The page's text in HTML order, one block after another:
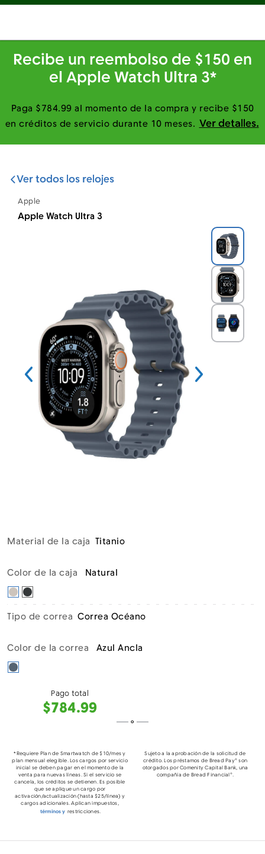
Recibe un reembolso de $150 en
el Apple Watch Ultra 3*
Paga $784.99 al momento de la compra y recibe $150
en créditos de servicio durante 10 meses. Ver detalles.
Ver todos los relojes
Apple
Apple Watch Ultra 3
Material de la caja Titanio
Color de la caja
Natural
Se seleccionó Natural
Negro
Tipo de correa Correa Océano
Color de la correa
Azul Ancla
Azul Ancla seleccionado
Pago total
$784.99
*Requiere Plan de Smartwatch de $10/mes y
plan mensual elegible. Los cargos por servicio
inicial se deben pagar en el momento de la
venta para nuevas líneas. Si el servicio se
cancela, los créditos se detienen. Es posible
que se aplique un cargo por
activación/actualización (hasta $25/línea) y
cargos adicionales. Aplican impuestos,
términos y restricciones.
o
Sujeto a la aprobación de la solicitud de
crédito. Los préstamos de Bread Pay® son
otorgados por Comenity Capital Bank, una
compañía de Bread Financial®.